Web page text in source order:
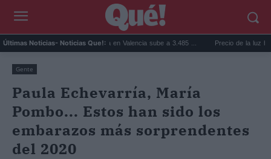
Últimas Noticias- Noticias Que!:
El precio de la vivienda en Valencia sube a 3.485 ... Precio de la luz hoy,
Gente
Paula Echevarría, María
Pombo... Estos han sido los
embarazos más sorprendentes
del 2020